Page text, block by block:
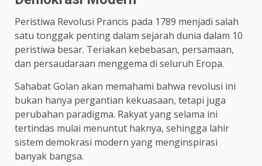
Peristiwa Revolusi Prancis pada 1789 menjadi salah
satu tonggak penting dalam sejarah dunia dalam 10
peristiwa besar. Teriakan kebebasan, persamaan,
dan persaudaraan menggema di seluruh Eropa.
Sahabat Golan akan memahami bahwa revolusi ini
bukan hanya pergantian kekuasaan, tetapi juga
perubahan paradigma. Rakyat yang selama ini
tertindas mulai menuntut haknya, sehingga lahir
sistem demokrasi modern yang menginspirasi
banyak bangsa.